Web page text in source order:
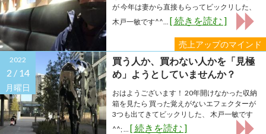
売上アップのマインド
が 今年は妻から直接もらってビックリした、
木戸一敏です^^... [ 続きを読む ]
2022
2 / 14
月曜日
買う人か、買わない人かを「見極
め」ようとしていませんか？
おはようございます！ 20年開けなかった収納
箱を見たら 買った覚えがないエフェクターが
3つも出てきてビックリした、 木戸一敏です
^^; ... [ 続きを読む ]